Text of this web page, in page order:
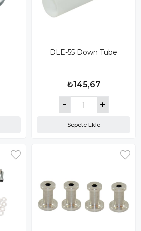
DLE-55 Down Tube
₺145,67
Sepete Ekle